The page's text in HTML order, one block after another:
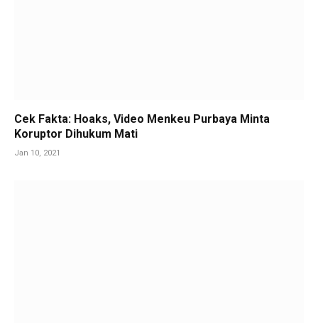
Cek Fakta: Hoaks, Video Menkeu Purbaya Minta
Koruptor Dihukum Mati
Jan 10, 2021